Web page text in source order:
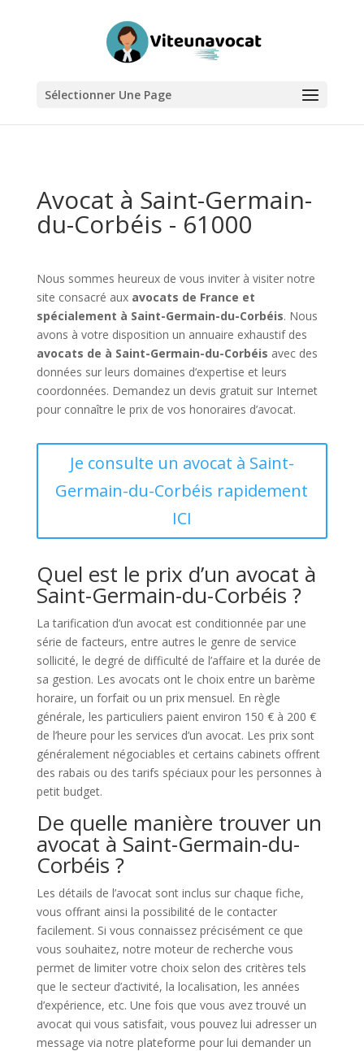
Sélectionner Une Page
Avocat à Saint-Germain-
du-Corbéis - 61000
Nous sommes heureux de vous inviter à visiter notre
site consacré aux avocats de France et
spécialement à Saint-Germain-du-Corbéis. Nous
avons à votre disposition un annuaire exhaustif des
avocats de à Saint-Germain-du-Corbéis avec des
données sur leurs domaines d’expertise et leurs
coordonnées. Demandez un devis gratuit sur Internet
pour connaître le prix de vos honoraires d’avocat.
Je consulte un avocat à Saint-
Germain-du-Corbéis rapidement
ICI
Quel est le prix d’un avocat à
Saint-Germain-du-Corbéis ?
La tarification d’un avocat est conditionnée par une
série de facteurs, entre autres le genre de service
sollicité, le degré de difficulté de l’affaire et la durée de
sa gestion. Les avocats ont le choix entre un barème
horaire, un forfait ou un prix mensuel. En règle
générale, les particuliers paient environ 150 € à 200 €
de l’heure pour les services d’un avocat. Les prix sont
généralement négociables et certains cabinets offrent
des rabais ou des tarifs spéciaux pour les personnes à
petit budget.
De quelle manière trouver un
avocat à Saint-Germain-du-
Corbéis ?
Les détails de l’avocat sont inclus sur chaque fiche,
vous offrant ainsi la possibilité de le contacter
facilement. Si vous connaissez précisément ce que
vous souhaitez, notre moteur de recherche vous
permet de limiter votre choix selon des critères tels
que le secteur d’activité, la localisation, les années
d’expérience, etc. Une fois que vous avez trouvé un
avocat qui vous satisfait, vous pouvez lui adresser un
message via notre plateforme pour lui demander un